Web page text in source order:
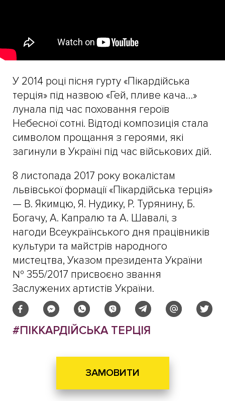
У 2014 році пісня гурту «Пікардійська
терція» під назвою «Гей, пливе кача…»
лунала під час поховання героїв
Небесної сотні. Відтоді композиція стала
символом прощання з героями, які
загинули в Україні під час військових дій.
8 листопада 2017 року вокалістам
львівської формації «Пікардійська терція»
— В. Якимцю, Я. Нудику, Р. Турянину, Б.
Богачу, А. Капралю та А. Шавалі, з
нагоди Всеукраїнського дня працівників
культури та майстрів народного
мистецтва, Указом президента України
№ 355/2017 присвоєно звання
Заслужених артистів України.
#ПІККАРДІЙСЬКА ТЕРЦІЯ
ЗАМОВИТИ